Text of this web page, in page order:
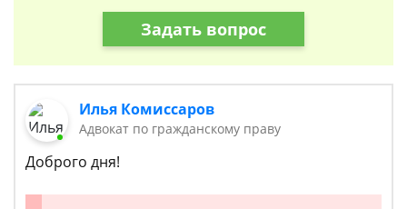
Задать вопрос
Илья Комиссаров
Адвокат по гражданскому праву
Доброго дня!